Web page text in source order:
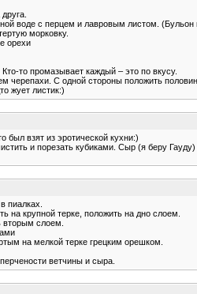
воде с перцем и лавровым листом.
морковку.
орехи
то промазывает каждый – это по вкусу.
черепахи. С одной стороны положить
жует листик:)
был взят из эротической кухни:)
и порезать кубиками. Сыр (я беру
пиалках.
на крупной терке, положить на дно слоем.
вторым слоем.
на мелкой терке грецким орешком.
ветчины и сыра.